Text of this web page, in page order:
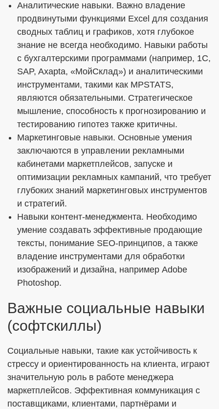
Аналитические навыки. Важно владение
продвинутыми функциями Excel для создания
сводных таблиц и графиков, хотя глубокое
знание не всегда необходимо. Навыки работы
с бухгалтерскими программами (например, 1С,
SAP, Axapta, «МойСклад») и аналитическими
инструментами, такими как MPSTATS,
являются обязательными. Стратегическое
мышление, способность к прогнозированию и
тестированию гипотез также критичны.
Маркетинговые навыки. Основные умения
заключаются в управлении рекламными
кабинетами маркетплейсов, запуске и
оптимизации рекламных кампаний, что требует
глубоких знаний маркетинговых инструментов
и стратегий.
Навыки контент-менеджмента. Необходимо
умение создавать эффективные продающие
тексты, понимание SEO-принципов, а также
владение инструментами для обработки
изображений и дизайна, например Adobe
Photoshop.
Важные социальные навыки
(софтскиллы)
Социальные навыки, такие как устойчивость к
стрессу и ориентированность на клиента, играют
значительную роль в работе менеджера
маркетплейсов. Эффективная коммуникация с
поставщиками, клиентами, партнёрами и